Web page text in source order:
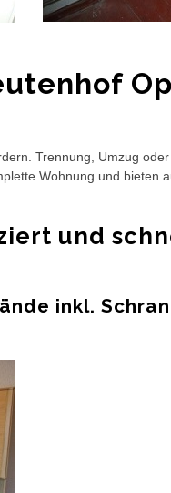
Trennung, Umzug
Wohnung und bieten
und
inkl.